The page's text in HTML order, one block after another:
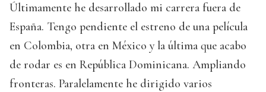
Últimamente he desarrollado mi carrera fuera de
España. Tengo pendiente el estreno de una película
en Colombia, otra en México y la última que acabo
de rodar es en República Dominicana. Ampliando
fronteras. Paralelamente he dirigido varios